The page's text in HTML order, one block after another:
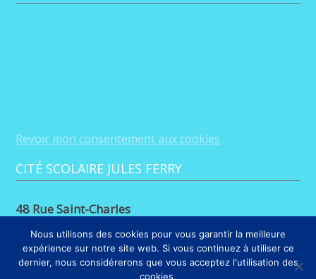
Revoir mon consentement aux cookies
CITÉ SCOLAIRE JULES FERRY
48 Rue Saint-Charles
03 29 56 26 68
Nous utilisons des cookies pour vous garantir la meilleure
expérience sur notre site web. Si vous continuez à utiliser ce
dernier, nous considérerons que vous acceptez l'utilisation des
cookies.